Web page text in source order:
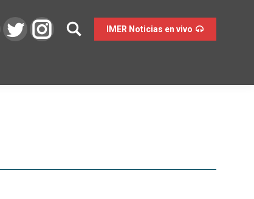
IMER Noticias en vivo